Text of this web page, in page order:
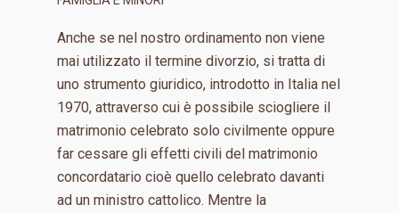
Anche se nel nostro ordinamento non viene
mai utilizzato il termine divorzio, si tratta di
uno strumento giuridico, introdotto in Italia nel
1970, attraverso cui è possibile sciogliere il
matrimonio celebrato solo civilmente oppure
far cessare gli effetti civili del matrimonio
concordatario cioè quello celebrato davanti
ad un ministro cattolico. Mentre la